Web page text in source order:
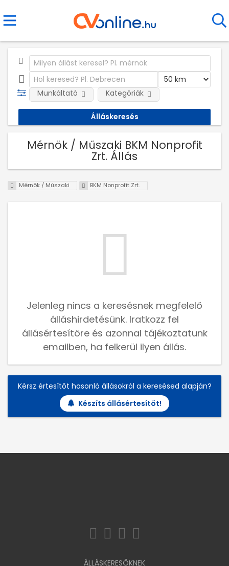
Munkáltató Kategóriák
Mérnök / Műszaki BKM Nonprofit
Zrt. Állás
Mérnök / Műszaki BKM Nonprofit Zrt.
Jelenleg nincs a keresésnek megfelelő
álláshirdetésünk. Iratkozz fel
állásértesítőre és azonnal tájékoztatunk
emailben, ha felkerül ilyen állás.
Kérsz értesítőt hasonló állásokról a keresésed alapján?
Készíts állásértesítőt!
ÁLLÁSKERESŐKNEK